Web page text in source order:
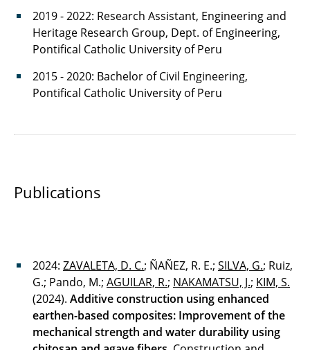
Sam Salamatian
Benedict Sonntag
Julian Tesche
2019 - 2022: Research Assistant, Engineering and
Heritage Research Group, Dept. of Engineering,
Pontifical Catholic University of Peru
2015 - 2020: Bachelor of Civil Engineering,
Pontifical Catholic University of Peru
Publications
2024: ZAVALETA, D. C.; ÑAÑEZ, R. E.; SILVA, G.; Ruiz,
G.; Pando, M.; AGUILAR, R.; NAKAMATSU, J.; KIM, S.
(2024). Additive construction using enhanced
earthen-based composites: Improvement of the
mechanical strength and water durability using